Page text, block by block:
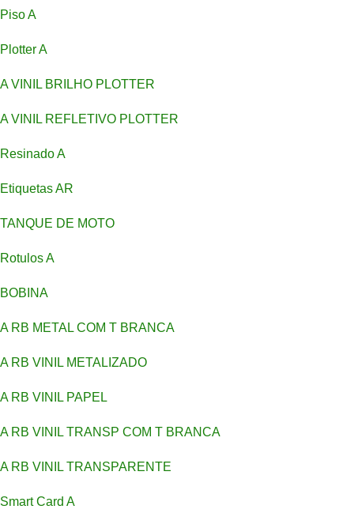
Piso A
Plotter A
A VINIL BRILHO PLOTTER
A VINIL REFLETIVO PLOTTER
Resinado A
Etiquetas AR
TANQUE DE MOTO
Rotulos A
BOBINA
A RB METAL COM T BRANCA
A RB VINIL METALIZADO
A RB VINIL PAPEL
A RB VINIL TRANSP COM T BRANCA
A RB VINIL TRANSPARENTE
Smart Card A